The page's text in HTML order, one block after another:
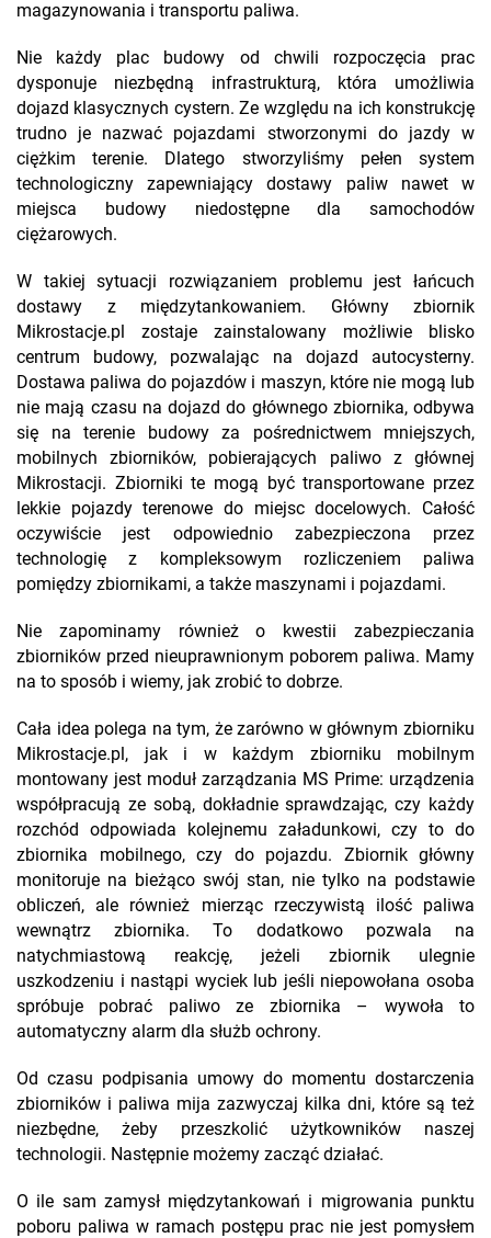
magazynowania i transportu paliwa.
Nie każdy plac budowy od chwili rozpoczęcia prac
dysponuje niezbędną infrastrukturą, która umożliwia
dojazd klasycznych cystern. Ze względu na ich konstrukcję
trudno je nazwać pojazdami stworzonymi do jazdy w
ciężkim terenie. Dlatego stworzyliśmy pełen system
technologiczny zapewniający dostawy paliw nawet w
miejsca budowy niedostępne dla samochodów
ciężarowych.
W takiej sytuacji rozwiązaniem problemu jest łańcuch
dostawy z międzytankowaniem. Główny zbiornik
Mikrostacje.pl zostaje zainstalowany możliwie blisko
centrum budowy, pozwalając na dojazd autocysterny.
Dostawa paliwa do pojazdów i maszyn, które nie mogą lub
nie mają czasu na dojazd do głównego zbiornika, odbywa
się na terenie budowy za pośrednictwem mniejszych,
mobilnych zbiorników, pobierających paliwo z głównej
Mikrostacji. Zbiorniki te mogą być transportowane przez
lekkie pojazdy terenowe do miejsc docelowych. Całość
oczywiście jest odpowiednio zabezpieczona przez
technologię z kompleksowym rozliczeniem paliwa
pomiędzy zbiornikami, a także maszynami i pojazdami.
Nie zapominamy również o kwestii zabezpieczania
zbiorników przed nieuprawnionym poborem paliwa. Mamy
na to sposób i wiemy, jak zrobić to dobrze.
Cała idea polega na tym, że zarówno w głównym zbiorniku
Mikrostacje.pl, jak i w każdym zbiorniku mobilnym
montowany jest moduł zarządzania MS Prime: urządzenia
współpracują ze sobą, dokładnie sprawdzając, czy każdy
rozchód odpowiada kolejnemu załadunkowi, czy to do
zbiornika mobilnego, czy do pojazdu. Zbiornik główny
monitoruje na bieżąco swój stan, nie tylko na podstawie
obliczeń, ale również mierząc rzeczywistą ilość paliwa
wewnątrz zbiornika. To dodatkowo pozwala na
natychmiastową reakcję, jeżeli zbiornik ulegnie
uszkodzeniu i nastąpi wyciek lub jeśli niepowołana osoba
spróbuje pobrać paliwo ze zbiornika – wywoła to
automatyczny alarm dla służb ochrony.
Od czasu podpisania umowy do momentu dostarczenia
zbiorników i paliwa mija zazwyczaj kilka dni, które są też
niezbędne, żeby przeszkolić użytkowników naszej
technologii. Następnie możemy zacząć działać.
O ile sam zamysł międzytankowań i migrowania punktu
poboru paliwa w ramach postępu prac nie jest pomysłem